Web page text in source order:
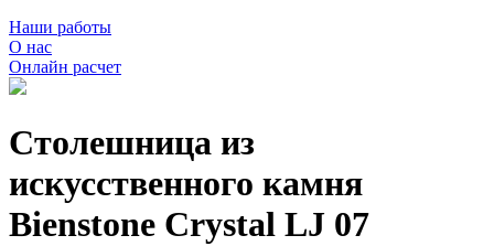
Наши работы
О нас
Онлайн расчет
Столешница из
искусственного камня
Bienstone Crystal LJ 07